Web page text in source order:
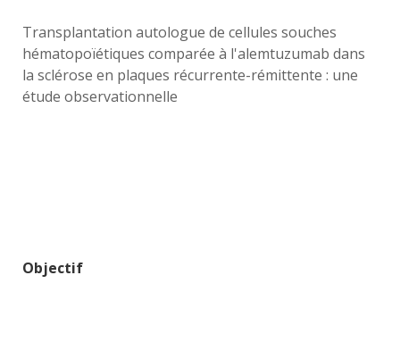
Transplantation autologue de cellules souches
hématopoïétiques comparée à l'alemtuzumab dans
la sclérose en plaques récurrente-rémittente : une
étude observationnelle
Objectif